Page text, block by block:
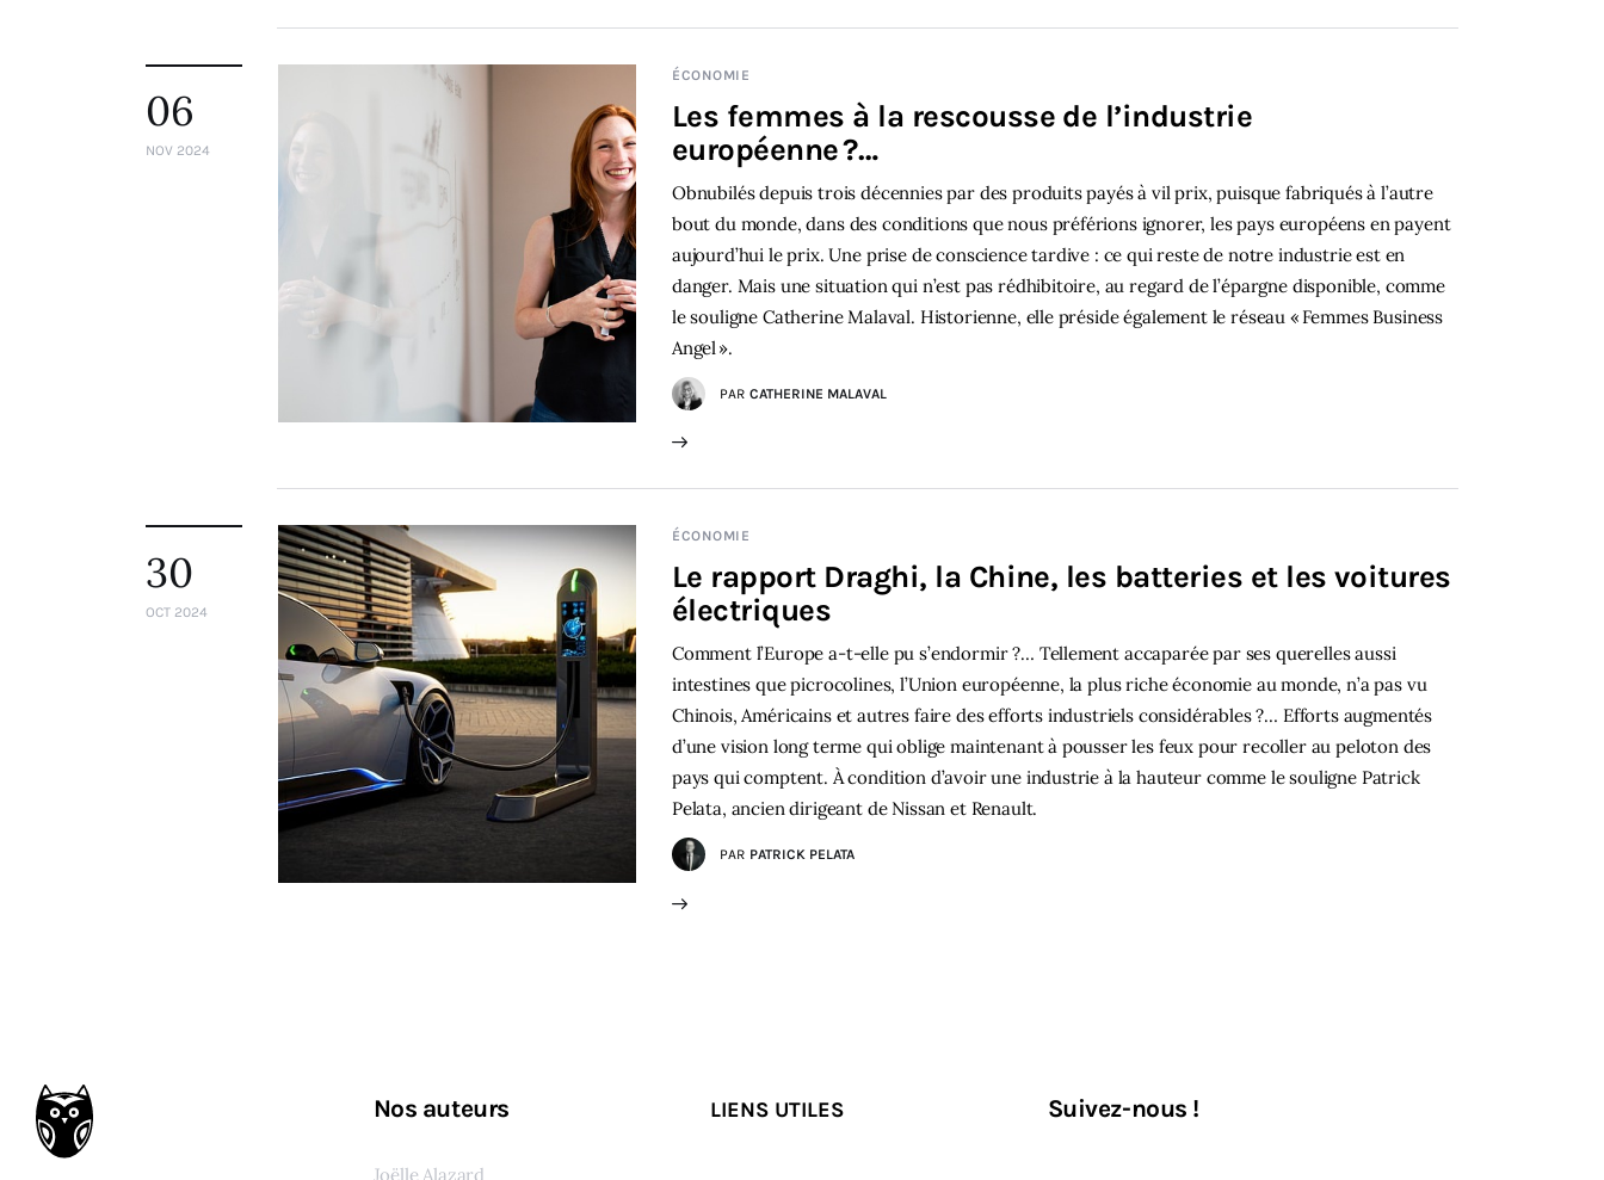
06
NOV 2024
ÉCONOMIE
Les femmes à la rescousse de l’industrie
européenne ?…
Obnubilés depuis trois décennies par des produits payés à vil prix, puisque fabriqués à l’autre
bout du monde, dans des conditions que nous préférions ignorer, les pays européens en payent
aujourd’hui le prix. Une prise de conscience tardive : ce qui reste de notre industrie est en
danger. Mais une situation qui n’est pas rédhibitoire, au regard de l’épargne disponible, comme
le souligne Catherine Malaval. Historienne, elle préside également le réseau « Femmes Business
Angel ».
PAR CATHERINE MALAVAL
30
OCT 2024
ÉCONOMIE
Le rapport Draghi, la Chine, les batteries et les voitures
électriques
Comment l’Europe a-t-elle pu s’endormir ?… Tellement accaparée par ses querelles aussi
intestines que picrocolines, l’Union européenne, la plus riche économie au monde, n’a pas vu
Chinois, Américains et autres faire des efforts industriels considérables ?… Efforts augmentés
d’une vision long terme qui oblige maintenant à pousser les feux pour recoller au peloton des
pays qui comptent. À condition d’avoir une industrie à la hauteur comme le souligne Patrick
Pelata, ancien dirigeant de Nissan et Renault.
PAR PATRICK PELATA
Nos auteurs
Joëlle Alazard
LIENS UTILES Suivez-nous !